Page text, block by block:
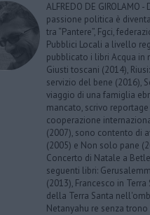
ALFREDO DE
passione politica è
tra “Pantere”, Fgci,
Pubblici Locali a livello
pubblicato i libri Acqua in
Giusti toscani (2014),
servizio del bene (2016),
viaggio di una famiglia
mancato, scrivo
cooperazione
(2007), sono contento di
(2005) e Non solo pane
Concerto di Natale a
seguenti libri:
(2013), Francesco in
della Terra Santa
Netanyahu re senza